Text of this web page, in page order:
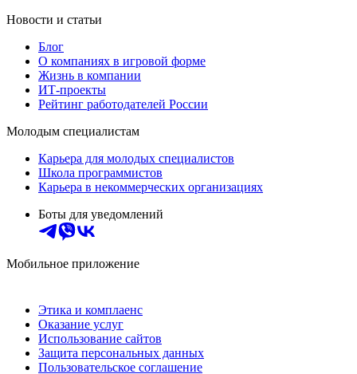
Новости и статьи
Блог
О компаниях в игровой форме
Жизнь в компании
ИТ-проекты
Рейтинг работодателей России
Молодым специалистам
Карьера для молодых специалистов
Школа программистов
Карьера в некоммерческих организациях
Боты для уведомлений
Мобильное приложение
Этика и комплаенс
Оказание услуг
Использование сайтов
Защита персональных данных
Пользовательское соглашение